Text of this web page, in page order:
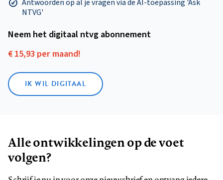
Antwoorden op al je vragen via de AI-toepassing 'Ask
NTVG'
Neem het digitaal ntvg abonnement
€ 15,93 per maand!
IK WIL DIGITAAL
Alle ontwikkelingen op de voet
volgen?